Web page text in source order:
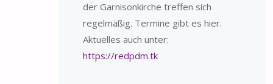
der Garnisonkirche treffen sich
regelmäßig. Termine gibt es hier.
Aktuelles auch unter:
https://redpdm.tk